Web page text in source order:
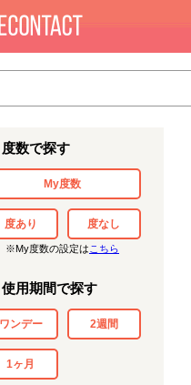
度数で探す
My度数
度あり 度なし
※My度数の設定は こちら
使用期間で探す
ワンデー 2週間
1ヶ月